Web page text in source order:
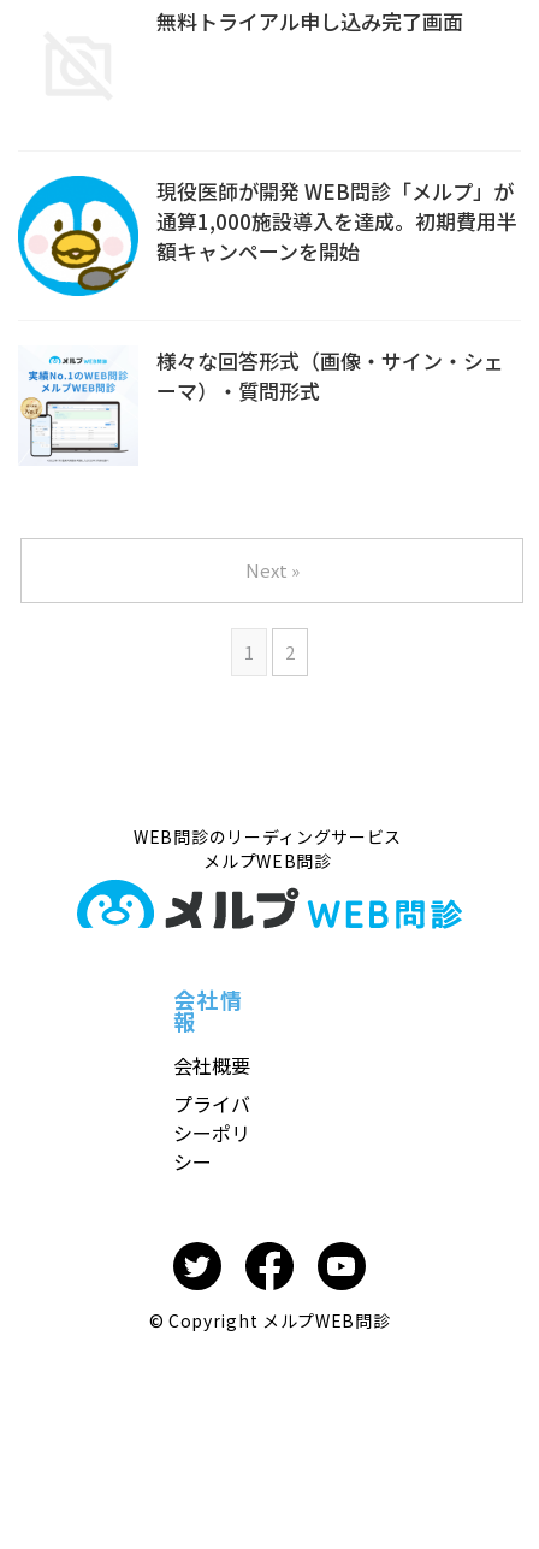
無料トライアル申し込み完了画面
現役医師が開発 WEB問診「メルプ」が
通算1,000施設導入を達成。初期費用半
額キャンペーンを開始
様々な回答形式（画像・サイン・シェ
ーマ）・質問形式
1 2
Next »
WEB問診のリーディングサービス
メルプWEB問診
会社情
報
会社概要
プライバ
シーポリ
シー
© Copyright メルプWEB問診